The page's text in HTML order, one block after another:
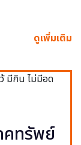
ดูเพิ่มเติม
คทรัพย์